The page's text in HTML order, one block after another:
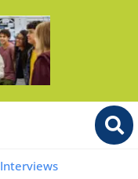
Interviews